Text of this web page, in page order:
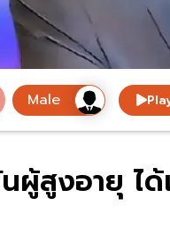
ผู้สูงอายุ ไ